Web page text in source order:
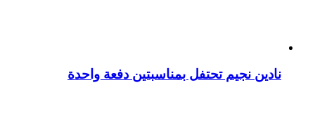
نادين نجيم تحتفل بمناسبتين دفعة واحدة